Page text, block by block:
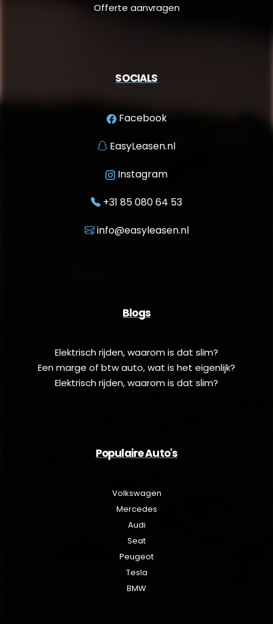
Offerte aanvragen
SOCIALS
Facebook
EasyLeasen.nl
Instagram
+31 85 080 64 53
info@easyleasen.nl
Blogs
Elektrisch rijden, waarom is dat slim?
Een marge of btw auto, wat is het eigenlijk?
Elektrisch rijden, waarom is dat slim?
Populaire Auto's
Volkswagen
Mercedes
Audi
Seat
Peugeot
Tesla
BMW